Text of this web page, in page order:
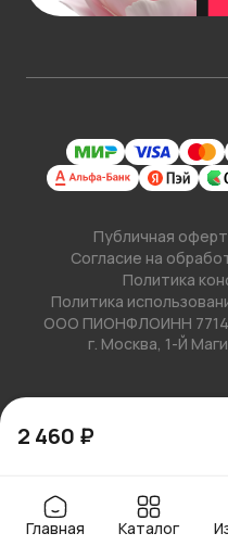
2 460 ₽
Публичная
Согласие на
Политика
Политика
ООО ПИОНФЛОИНН
г. Москва, 1-Й
Главная Каталог